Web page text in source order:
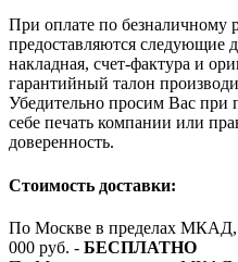
При оплате по безналичному
предоставляются следующие
накладная, счет-фактура и
гарантийный талон
Убедительно просим Вас при
себе печать компании или
доверенность.
Стоимость доставки:
По Москве в пределах МКАД,
000 руб. - БЕСПЛАТНО